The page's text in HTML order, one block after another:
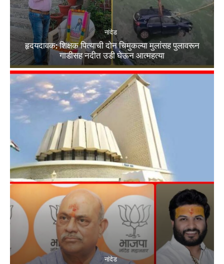
नांदेड
हृदयदावक: शिक्षक पित्याची दोन चिमुकल्या मुलांसह पुलावरून
गाडीसह नदीत उडी घेऊन आत्महत्या
नांदेड